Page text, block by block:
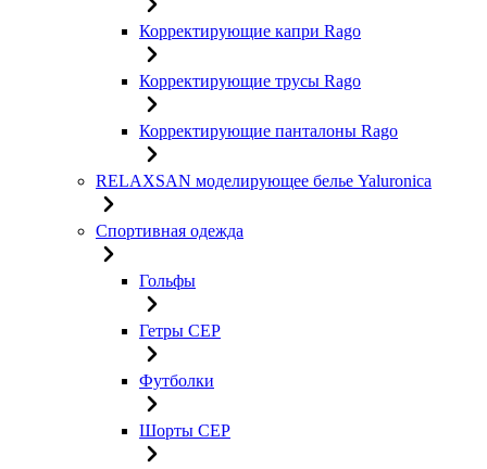
Корректирующие капри Rago
Корректирующие трусы Rago
Корректирующие панталоны Rago
RELAXSAN моделирующее белье Yaluroniсa
Спортивная одежда
Гольфы
Гетры CEP
Футболки
Шорты CEP